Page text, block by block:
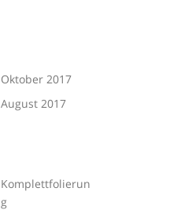
Oktober 2017
August 2017
Komplettfolierun
g